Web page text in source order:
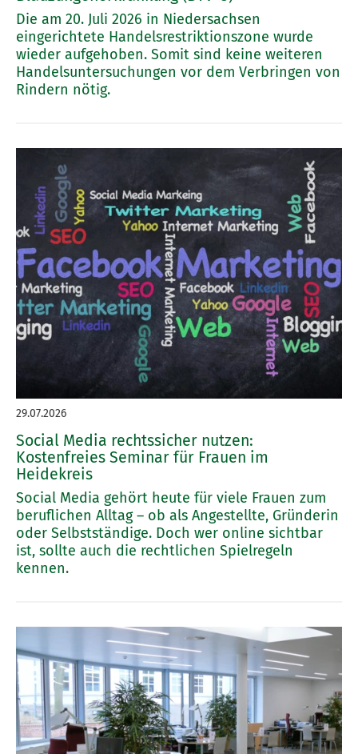
Die am 20. Juli 2026 in Niedersachsen
eingerichtete Handelsrestriktionszone wurde
wieder aufgehoben. Somit sind keine weiteren
Handelsuntersuchungen vor dem Verbringen von
Rindern nötig.
29.07.2026
Social Media rechtssicher nutzen:
Kostenfreies Seminar für Frauen im
Heidekreis
Social Media gehört heute für viele Frauen zum
beruflichen Alltag – ob als Angestellte, Gründerin
oder Selbstständige. Doch wer online sichtbar
ist, sollte auch die rechtlichen Spielregeln
kennen.